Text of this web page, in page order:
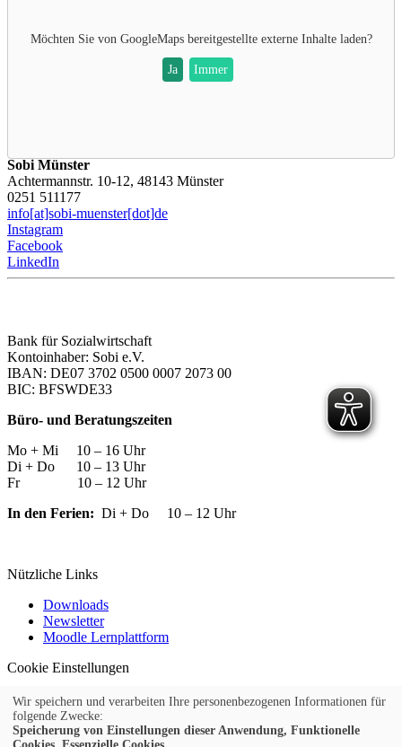
Möchten Sie von GoogleMapsbereitgestellte externe Inhalte laden?
Ja Immer
Sobi Münster
Achtermannstr. 10-12, 48143 Münster
0251 511177
info[at]sobi-muenster[dot]de
Instagram
Facebook
LinkedIn
Bank für Sozialwirtschaft
Kontoinhaber: Sobi e.V.
IBAN: DE07 3702 0500 0007 2073 00
BIC: BFSWDE33
Büro- und Beratungszeiten
Mo + Mi 10 – 16 Uhr
Di + Do 10 – 13 Uhr
Fr 10 – 12 Uhr
In den Ferien: Di + Do 10 – 12 Uhr
Nützliche Links
Downloads
Newsletter
Moodle Lernplattform
Cookie Einstellungen
Widerrufsformular
© 2026 Kufer Software GmbH
Wir speichern und verarbeiten Ihre personenbezogenen Informationen für
folgende Zwecke:
Speicherung von Einstellungen dieser Anwendung, Funktionelle